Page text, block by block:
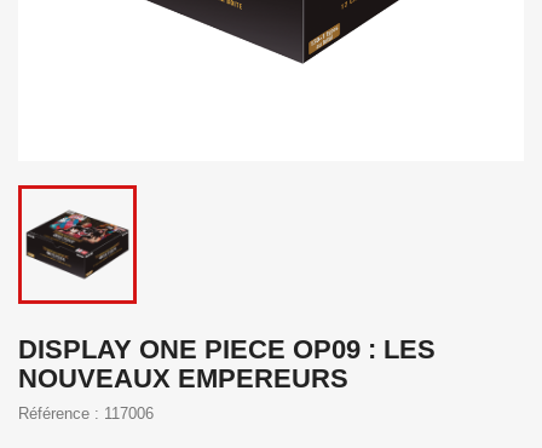
DISPLAY ONE PIECE OP09 : LES
NOUVEAUX EMPEREURS
Référence : 117006